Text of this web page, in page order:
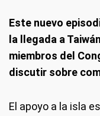
Este nuevo
la llegada a
miembros del
discutir sobre
El apoyo a la isla